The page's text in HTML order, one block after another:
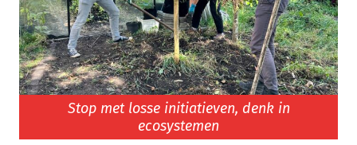
Stop met losse initiatieven, denk in
ecosystemen